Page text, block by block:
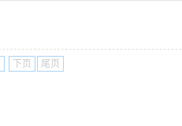
下页 尾页